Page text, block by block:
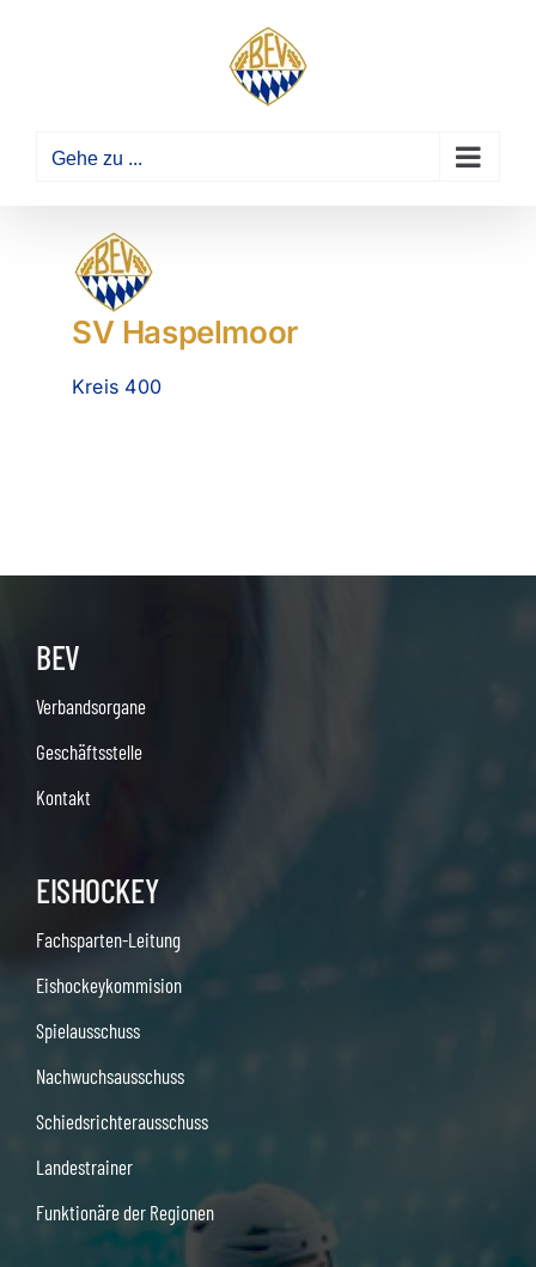
Gehe zu ...
SV Haspelmoor
Kreis 400
BEV
Verbandsorgane
Geschäftsstelle
Kontakt
EISHOCKEY
Fachsparten-Leitung
Eishockeykommision
Spielausschuss
Nachwuchsausschuss
Schiedsrichterausschuss
Landestrainer
Funktionäre der Regionen